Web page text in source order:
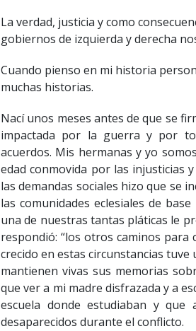
La verdad, justicia y como
gobiernos de izquierda y derecha
Cuando pienso en mi historia
muchas historias.
Nací unos meses antes de que se
impactada por la guerra y por
acuerdos. Mis hermanas y yo
edad conmovida por las injusticias
las demandas sociales hizo que se
las comunidades eclesiales de
una de nuestras tantas pláticas le
respondió: “los otros caminos para
crecido en estas circunstancias
mantienen vivas sus memorias
que ver a mi madre disfrazada y a
escuela donde estudiaban y
desaparecidos durante el conflicto.